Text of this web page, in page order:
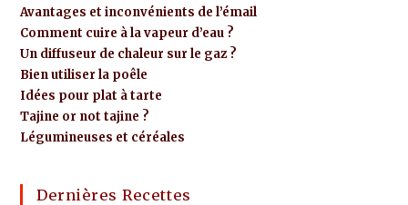
Avantages et inconvénients de l’émail
Comment cuire à la vapeur d’eau ?
Un diffuseur de chaleur sur le gaz ?
Bien utiliser la poêle
Idées pour plat à tarte
Tajine or not tajine ?
Légumineuses et céréales
Dernières Recettes